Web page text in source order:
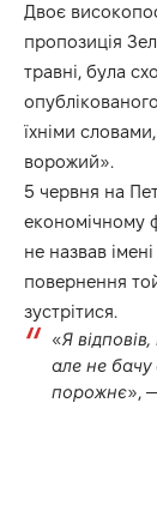
Двоє
пропозиція
травні, була
їхніми
ворожий».
5 червня на
економічному
не назвав
повернення
зустрітися.
«Я
але не бачу
порожнє»,